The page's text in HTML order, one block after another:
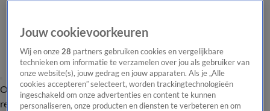
Overzicht Laatste nieuws Regionieuws Het beste van Hart
Tip de
redactie
Jouw cookievoorkeuren
Wij en onze28 partners gebruiken cookies en vergelijkbare
technieken om informatie te verzamelen over jou als gebruiker van
onze website(s), jouw gedrag en jouw apparaten. Als je „Alle
cookies accepteren” selecteert, worden trackingtechnologieën
ingeschakeld om onze advertenties en content te kunnen
personaliseren, onze producten en diensten te verbeteren en om